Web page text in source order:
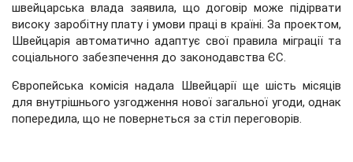
швейцарська влада заявила, що договір може підірвати
високу заробітну плату і умови праці в країні. За проектом,
Швейцарія автоматично адаптує свої правила міграції та
соціального забезпечення до законодавства ЄС.
Європейська комісія надала Швейцарії ще шість місяців
для внутрішнього узгодження нової загальної угоди, однак
попередила, що не повернеться за стіл переговорів.